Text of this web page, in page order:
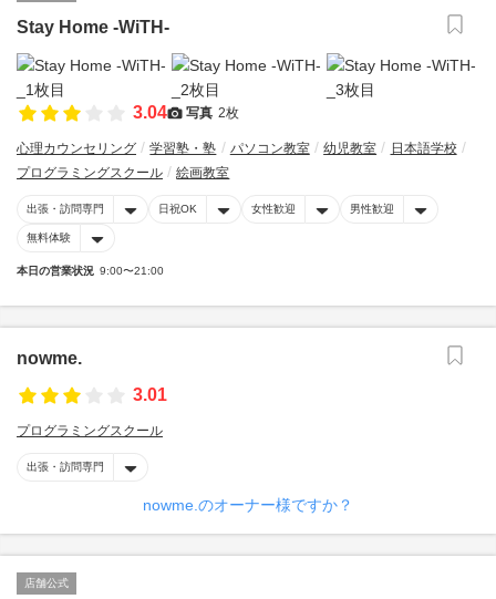
Stay Home -WiTH-
3.04 写真 2枚
心理カウンセリング 学習塾・塾 パソコン教室 幼児教室
日本語学校
プログラミングスクール
絵画教室
出張・訪問専門 日祝OK 女性歓迎 男性歓迎
無料体験
本日の営業状況 9:00〜21:00
nowme.
3.01
プログラミングスクール
出張・訪問専門
nowme.のオーナー様ですか？
店舗公式